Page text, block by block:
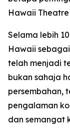
Hawaii
Selama lebih
Hawaii
telah menjadi
bukan sahaja
persembahan,
pengalaman
dan semangat